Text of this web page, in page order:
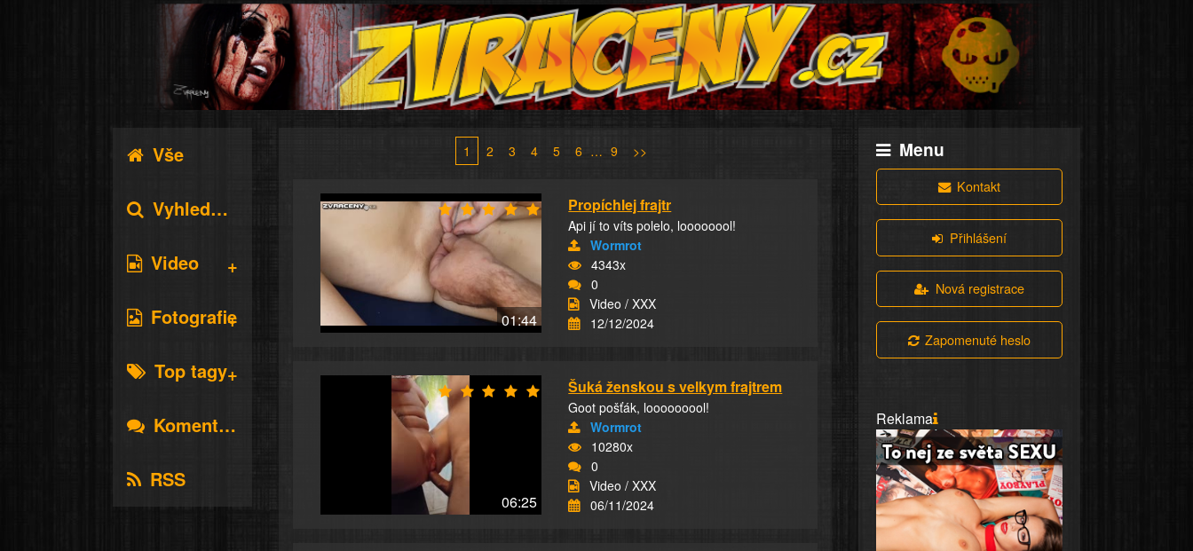
Vše
Vyhledávání
Video
Fotografie
Top tagy
Komentáře
RSS
1 2 3 4 5 6 … 9 >>
01:44
Propíchlej frajtr
Api jí to víts polelo, loooooool!
Wormrot
4343x
0
Video / XXX
12/12/2024
06:25
Šuká ženskou s velkym frajtrem
Goot pošťák, looooooool!
Wormrot
10280x
0
Video / XXX
06/11/2024
Menu
Kontakt
Přihlášení
Nová registrace
Zapomenuté heslo
Reklama